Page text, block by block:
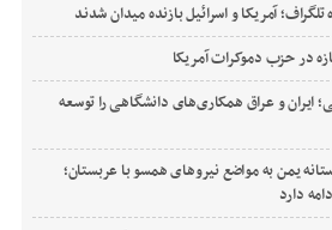
آمریکا و اسرائیل بازنده میدان شدند
در حزب دموکرات آمریکا
ایران و عراق همکاری‌های دانشگاهی را توسعه
یمن به مواضع نیروهای همسو با عربستان؛
دارد